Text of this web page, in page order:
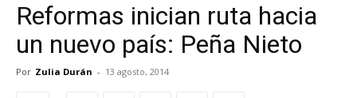
Reformas inician ruta hacia
un nuevo país: Peña Nieto
Por Zulia Durán - 13 agosto, 2014